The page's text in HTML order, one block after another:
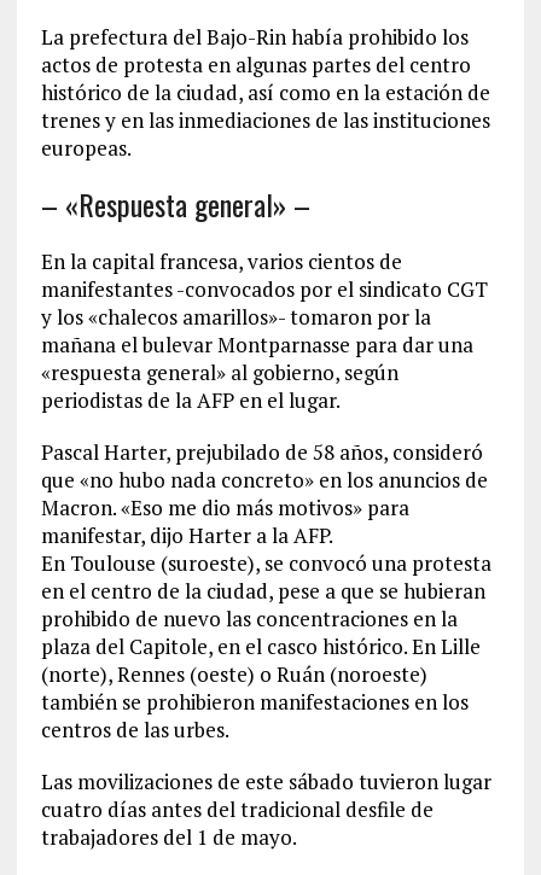
La prefectura del Bajo-Rin había prohibido los
actos de protesta en algunas partes del centro
histórico de la ciudad, así como en la estación de
trenes y en las inmediaciones de las instituciones
europeas.
– «Respuesta general» –
En la capital francesa, varios cientos de
manifestantes -convocados por el sindicato CGT
y los «chalecos amarillos»- tomaron por la
mañana el bulevar Montparnasse para dar una
«respuesta general» al gobierno, según
periodistas de la AFP en el lugar.
Pascal Harter, prejubilado de 58 años, consideró
que «no hubo nada concreto» en los anuncios de
Macron. «Eso me dio más motivos» para
manifestar, dijo Harter a la AFP.
En Toulouse (suroeste), se convocó una protesta
en el centro de la ciudad, pese a que se hubieran
prohibido de nuevo las concentraciones en la
plaza del Capitole, en el casco histórico. En Lille
(norte), Rennes (oeste) o Ruán (noroeste)
también se prohibieron manifestaciones en los
centros de las urbes.
Las movilizaciones de este sábado tuvieron lugar
cuatro días antes del tradicional desfile de
trabajadores del 1 de mayo.